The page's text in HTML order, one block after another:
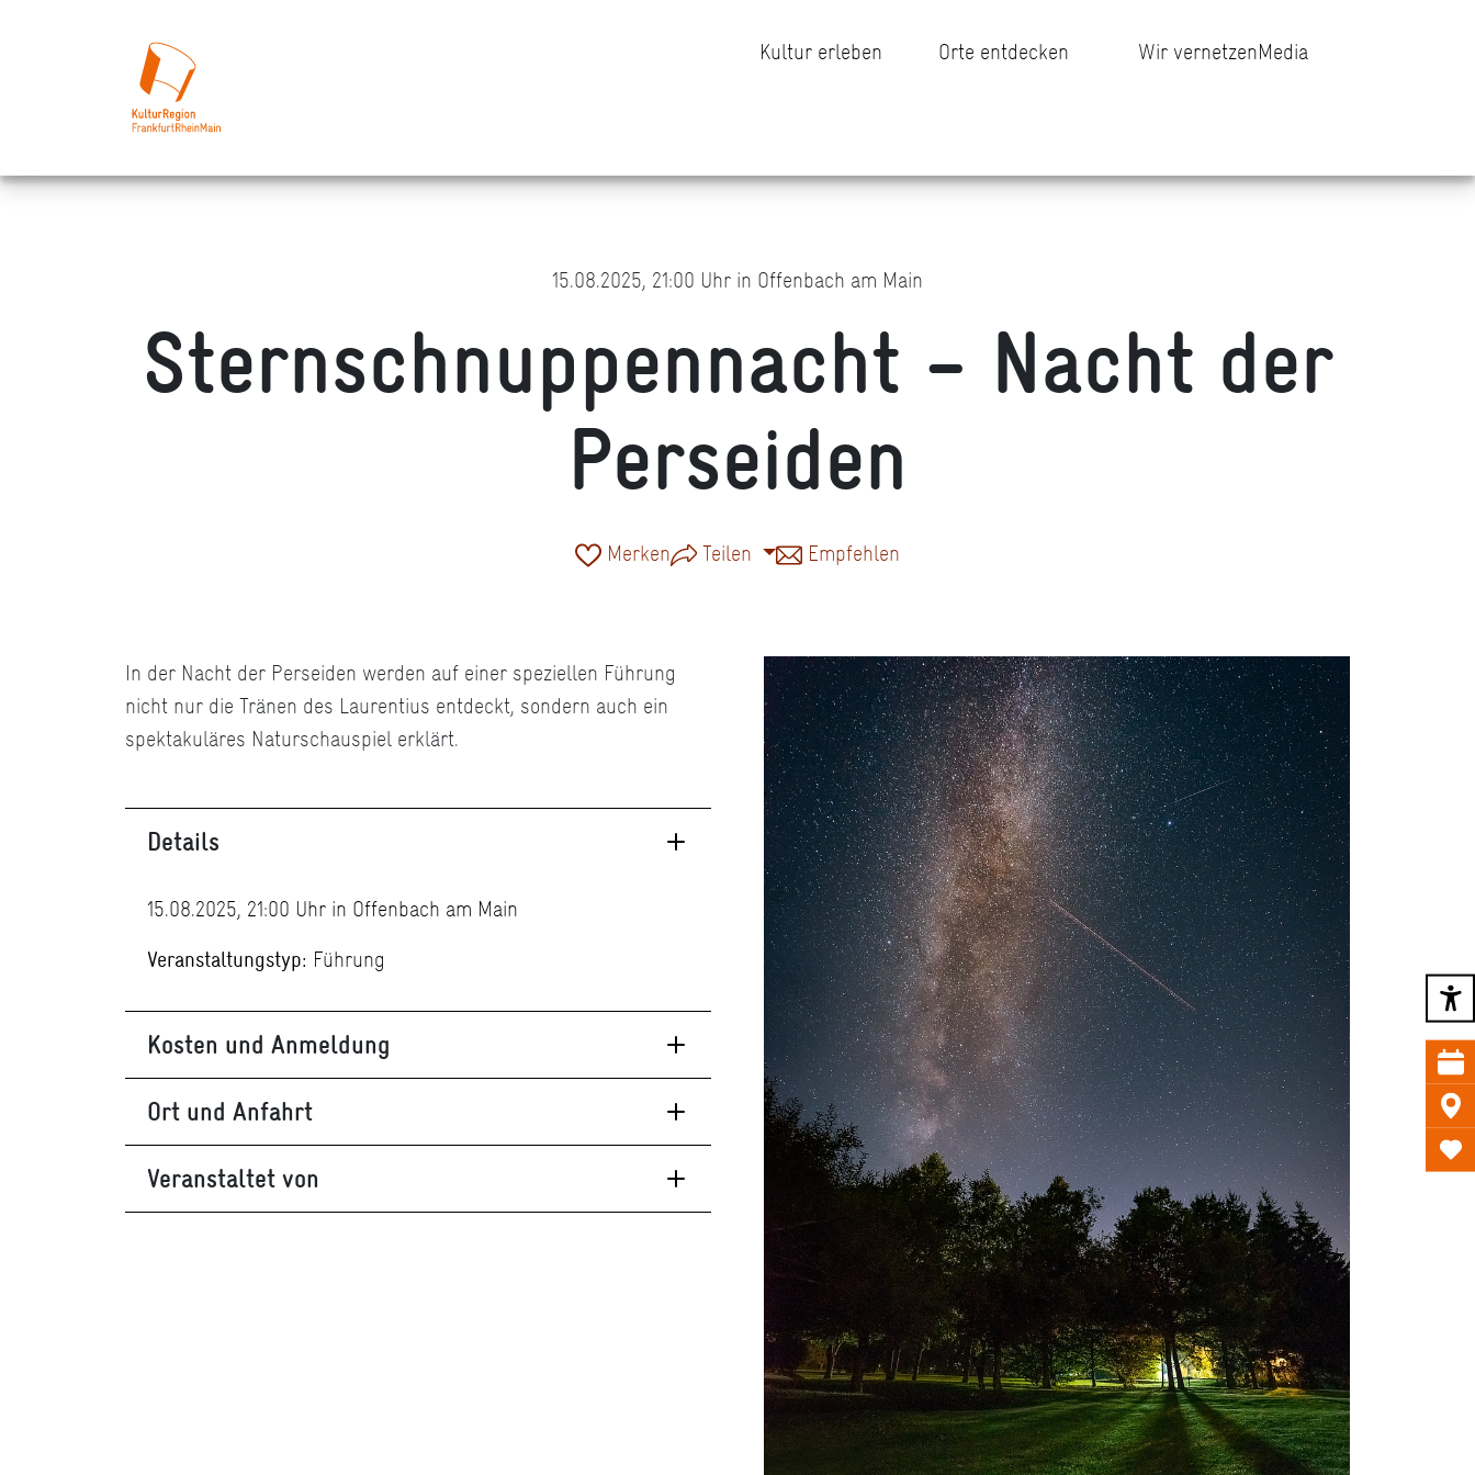
Kultur erleben Orte entdecken Wir vernetzenMedia
15.08.2025, 21:00 Uhr in Offenbach am Main
Sternschnuppennacht – Nacht der
Perseiden
Merken Teilen Empfehlen
In der Nacht der Perseiden werden auf einer speziellen Führung
nicht nur die Tränen des Laurentius entdeckt, sondern auch ein
spektakuläres Naturschauspiel erklärt.
Details
15.08.2025, 21:00 Uhr in Offenbach am Main
Veranstaltungstyp: Führung
Kosten und Anmeldung
Ort und Anfahrt
Veranstaltet von